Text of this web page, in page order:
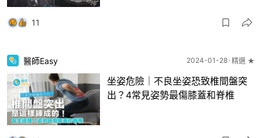
11
醫師Easy 2024-01-28 精選 ★
坐姿危險｜不良坐姿恐致椎間盤突
出？4常見姿勢最傷膝蓋和脊椎